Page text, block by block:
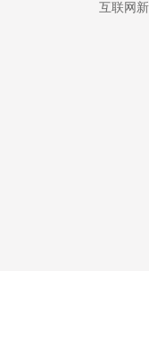
互联网